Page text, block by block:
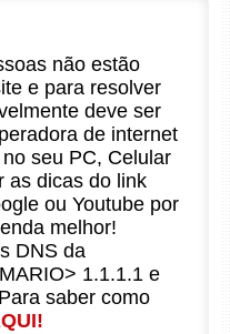
não estão
e para resolver
deve ser
de internet
seu PC, Celular
as dicas do link
ou Youtube por
melhor!
DNS da
1.1.1.1 e
saber como